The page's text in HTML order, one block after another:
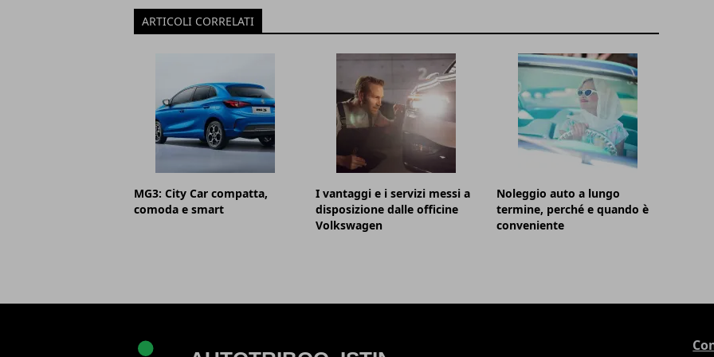
ARTICOLI CORRELATI
MG3: City Car compatta,
comoda e smart
I vantaggi e i servizi messi a
disposizione dalle officine
Volkswagen
Noleggio auto a lungo
termine, perché e quando è
conveniente